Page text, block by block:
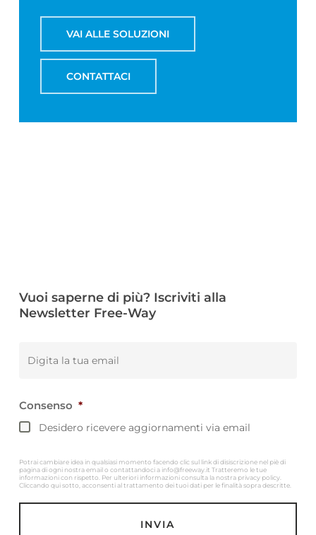
VAI ALLE SOLUZIONI
CONTATTACI
Vuoi saperne di più? Iscriviti alla
Newsletter Free-Way
Email
Consenso *
Desidero ricevere aggiornamenti via email
Potrai cambiare idea in qualsiasi momento facendo clic sul link di disiscrizione nel piè di
pagina di ogni nostra email o contattandoci a info@freeway.it Tratteremo le tue
informazioni con rispetto. Per ulteriori informazioni consulta la nostra privacy policy.
Cliccando qui sotto, acconsenti al trattamento dei tuoi dati per le finalità sopra descritte.